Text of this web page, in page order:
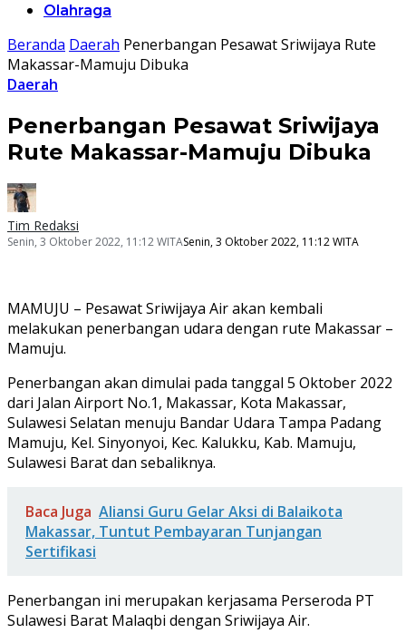
Olahraga
Beranda Daerah Penerbangan Pesawat Sriwijaya Rute
Makassar-Mamuju Dibuka
Daerah
Penerbangan Pesawat Sriwijaya
Rute Makassar-Mamuju Dibuka
Tim Redaksi
Senin, 3 Oktober 2022, 11:12 WITASenin, 3 Oktober 2022, 11:12 WITA
MAMUJU – Pesawat Sriwijaya Air akan kembali
melakukan penerbangan udara dengan rute Makassar –
Mamuju.
Penerbangan akan dimulai pada tanggal 5 Oktober 2022
dari Jalan Airport No.1, Makassar, Kota Makassar,
Sulawesi Selatan menuju Bandar Udara Tampa Padang
Mamuju, Kel. Sinyonyoi, Kec. Kalukku, Kab. Mamuju,
Sulawesi Barat dan sebaliknya.
Baca Juga Aliansi Guru Gelar Aksi di Balaikota
Makassar, Tuntut Pembayaran Tunjangan
Sertifikasi
Penerbangan ini merupakan kerjasama Perseroda PT
Sulawesi Barat Malaqbi dengan Sriwijaya Air.